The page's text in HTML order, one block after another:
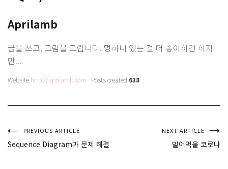
Aprilamb
글을 쓰고, 그림을 그립니다. 멍하니 있는 걸 더 좋아하긴 하지
만...
Website http://aprilamb.com Posts created 638
글PREVIOUS ARTICLE
Sequence Diagram과 문제 해결
NEXT ARTICLE
빌어먹을 코로나